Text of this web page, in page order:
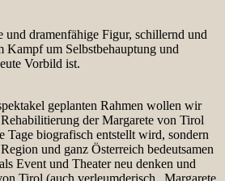
und dramenfähige Figur, schillernd und
Kampf um Selbstbehauptung und
Vorbild ist.
geplanten Rahmen wollen wir
der Margarete von Tirol
Tage biografisch entstellt wird, sondern
und ganz Österreich bedeutsamen
Event und Theater neu denken und
Tirol (auch verleumderisch „Margarete